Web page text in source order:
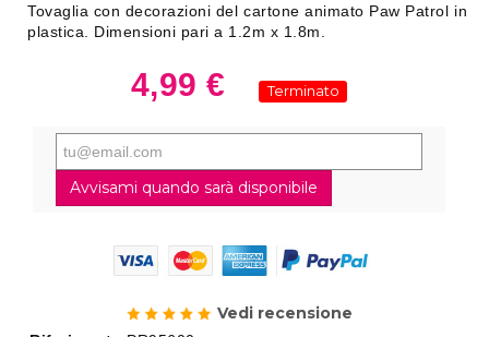
Tovaglia con decorazioni del cartone animato Paw Patrol in
plastica. Dimensioni pari a 1.2m x 1.8m.
4,99 € Terminato
Avvisami quando sarà disponibile
Vedi recensione